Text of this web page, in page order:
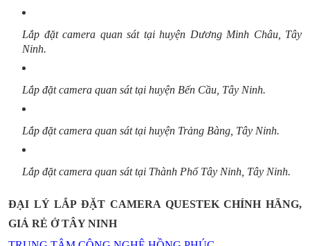
Lắp đặt camera quan sát tại huyện Dương Minh Châu, Tây
Ninh.
Lắp đặt camera quan sát tại huyện Bến Cầu, Tây Ninh.
Lắp đặt camera quan sát tại huyện Trảng Bàng, Tây Ninh.
Lắp đặt camera quan sát tại Thành Phố Tây Ninh, Tây Ninh.
ĐẠI LÝ LẮP ĐẶT CAMERA QUESTEK CHÍNH HÃNG,
GIÁ RẺ Ở TÂY NINH